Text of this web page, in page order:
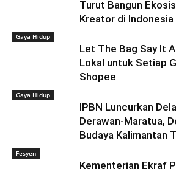
Turut Bangun
Kreator di Indonesia
Gaya Hidup
Let The Bag Say It
Lokal untuk Setiap
Shopee
Gaya Hidup
IPBN Luncurkan
Derawan-Maratua,
Budaya Kalimantan
Fesyen
Kementerian Ekraf